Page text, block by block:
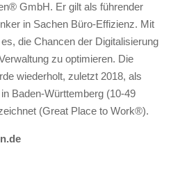
GmbH. Er gilt als führender
in Sachen Büro-Effizienz. Mit
die Chancen der Digitalisierung
zu optimieren. Die
wiederholt, zuletzt 2018, als
Baden-Württemberg (10-49
(Great Place to Work®).